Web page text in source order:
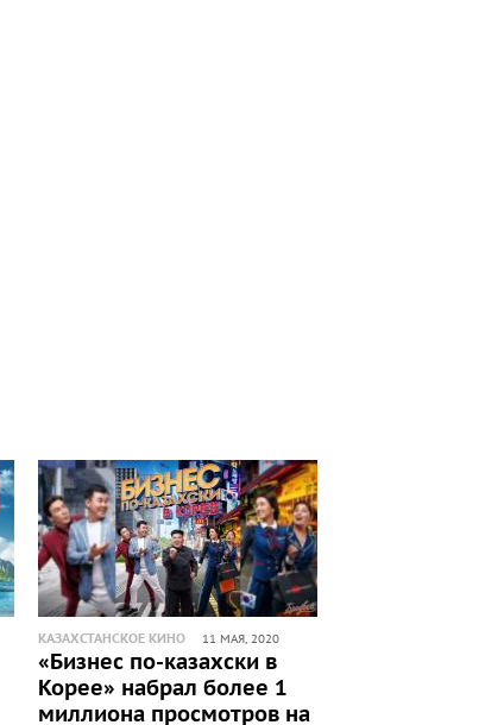
КАЗАХСТАНСКОЕ КИНО 11 МАЯ, 2020
«Бизнес по-казахски в
Корее» набрал более 1
миллиона просмотров на